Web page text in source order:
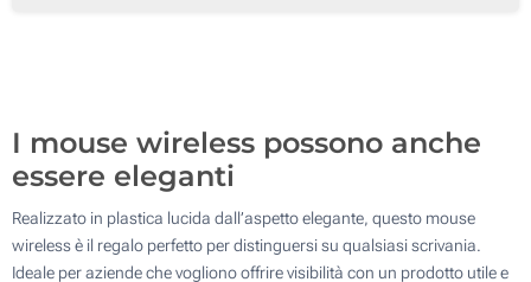
I mouse wireless possono anche
essere eleganti
Realizzato in plastica lucida dall’aspetto elegante, questo mouse
wireless è il regalo perfetto per distinguersi su qualsiasi scrivania.
Ideale per aziende che vogliono offrire visibilità con un prodotto utile e